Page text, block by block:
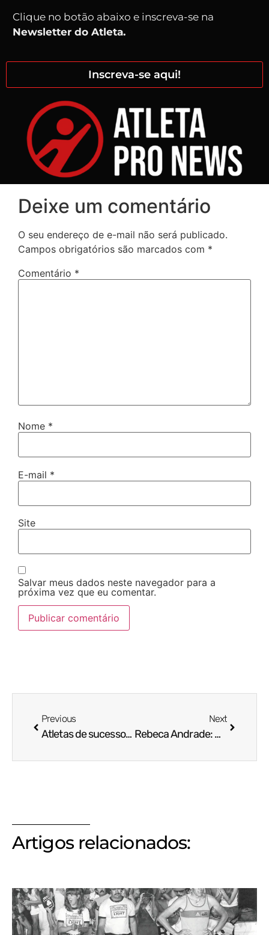
Clique no botão abaixo e inscreva-se na
Newsletter do Atleta.
Inscreva-se aqui!
Deixe um comentário
O seu endereço de e-mail não será publicado.
Campos obrigatórios são marcados com *
Comentário *
Nome *
E-mail *
Site
Salvar meus dados neste navegador para a
próxima vez que eu comentar.
Previous
Atletas de sucesso: a preparação vai muito além do físico
Next
Rebeca Andrade: uma história de superação e excelência na ginástica olímpica
Artigos relacionados: